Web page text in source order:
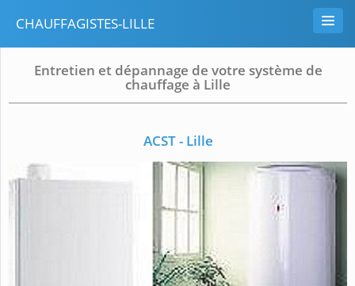
CHAUFFAGISTES-LILLE
Entretien et dépannage de votre système de
chauffage à Lille
ACST - Lille